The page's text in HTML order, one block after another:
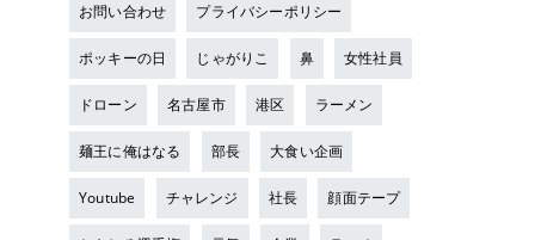
お問い合わせ プライバシーポリシー
ポッキーの日 じゃがりこ 鼻 女性社員
ドローン 名古屋市 港区 ラーメン
麺王に俺はなる 部長 大食い企画
Youtube チャレンジ 社長 顔面テープ